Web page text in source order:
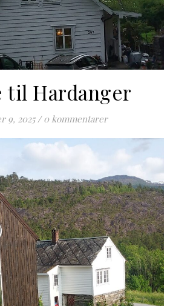
til Hardanger
9, 2025 / 0 kommentarer